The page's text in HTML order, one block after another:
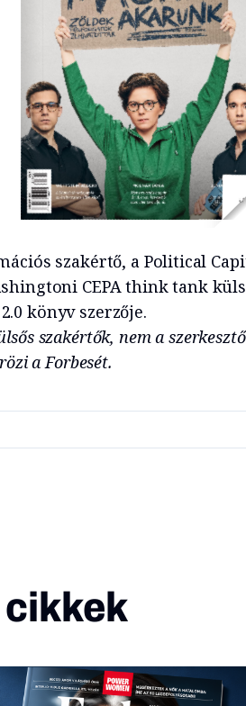
szakértő, a Political
CEPA think tank
könyv szerzője.
szakértők, nem a
a Forbesét.